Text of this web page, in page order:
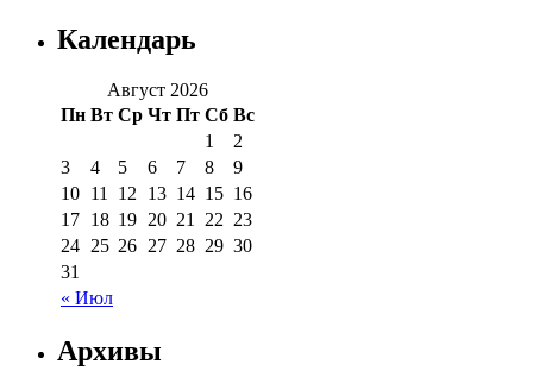
Календарь
Август 2026
Пн Вт Ср Чт Пт Сб Вс
« Июл
1
2
3
4 5 6 7 8
9
10 11 12 13 14 15 16
17 18 19 20 21 22 23
24 25 26 27 28 29 30
31
Архивы